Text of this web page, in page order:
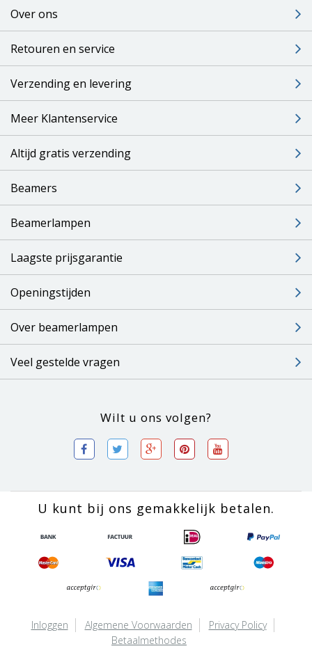
Over ons
Retouren en service
Verzending en levering
Meer Klantenservice
Altijd gratis verzending
Beamers
Beamerlampen
Laagste prijsgarantie
Openingstijden
Over beamerlampen
Veel gestelde vragen
Wilt u ons volgen?
U kunt bij ons gemakkelijk betalen.
Inloggen Algemene Voorwaarden
Privacy Policy
Betaalmethodes